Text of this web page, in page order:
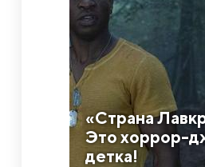
​«Страна
Это хоррор-
детка!